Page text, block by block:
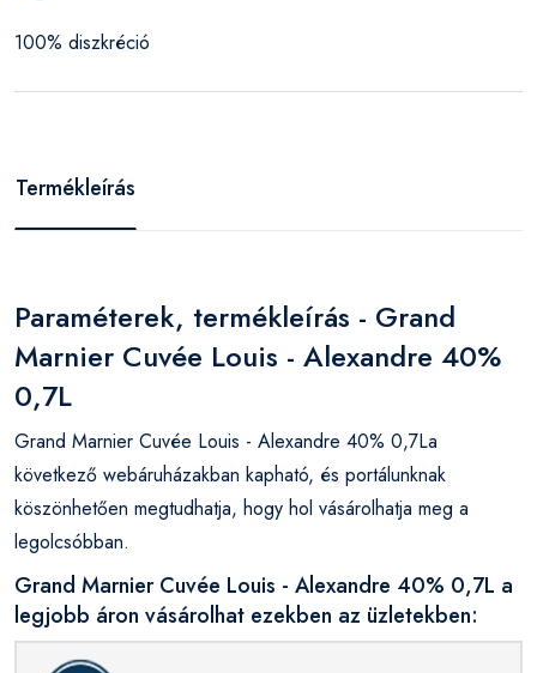
100% diszkréció
Termékleírás
Paraméterek, termékleírás - Grand
Marnier Cuvée Louis - Alexandre 40%
0,7L
Grand Marnier Cuvée Louis - Alexandre 40% 0,7La
következő webáruházakban kapható, és portálunknak
köszönhetően megtudhatja, hogy hol vásárolhatja meg a
legolcsóbban.
Grand Marnier Cuvée Louis - Alexandre 40% 0,7L a
legjobb áron vásárolhat ezekben az üzletekben: